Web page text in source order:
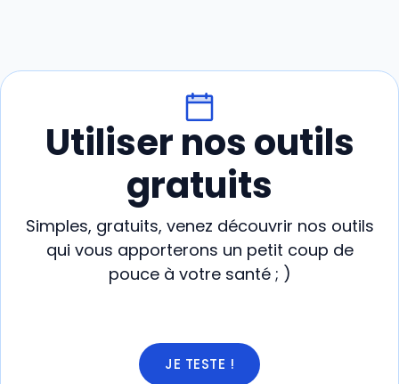
Utiliser nos outils
gratuits
Simples, gratuits, venez découvrir nos outils
qui vous apporterons un petit coup de
pouce à votre santé ; )
JE TESTE !